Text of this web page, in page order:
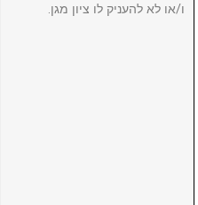
ו/או לא להעניק לו ציון מגן.